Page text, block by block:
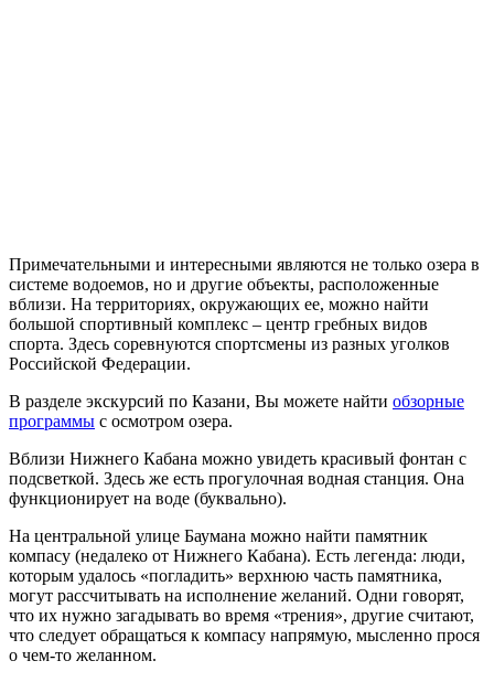
Примечательными и интересными являются не только озера в
системе водоемов, но и другие объекты, расположенные
вблизи. На территориях, окружающих ее, можно найти
большой спортивный комплекс – центр гребных видов
спорта. Здесь соревнуются спортсмены из разных уголков
Российской Федерации.
В разделе экскурсий по Казани, Вы можете найти обзорные
программы с осмотром озера.
Вблизи Нижнего Кабана можно увидеть красивый фонтан с
подсветкой. Здесь же есть прогулочная водная станция. Она
функционирует на воде (буквально).
На центральной улице Баумана можно найти памятник
компасу (недалеко от Нижнего Кабана). Есть легенда: люди,
которым удалось «погладить» верхнюю часть памятника,
могут рассчитывать на исполнение желаний. Одни говорят,
что их нужно загадывать во время «трения», другие считают,
что следует обращаться к компасу напрямую, мысленно прося
о чем-то желанном.